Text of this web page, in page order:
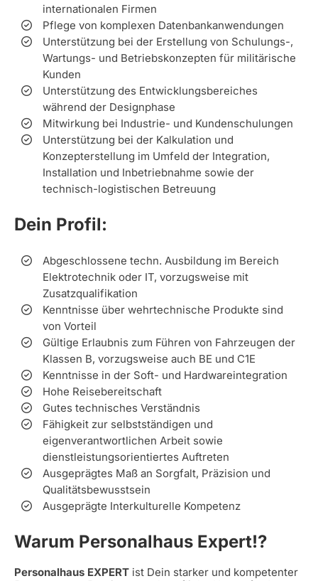
internationalen Firmen
Pflege von komplexen Datenbankanwendungen
Unterstützung bei der Erstellung von Schulungs-,
Wartungs- und Betriebskonzepten für militärische
Kunden
Unterstützung des Entwicklungsbereiches
während der Designphase
Mitwirkung bei Industrie- und Kundenschulungen
Unterstützung bei der Kalkulation und
Konzepterstellung im Umfeld der Integration,
Installation und Inbetriebnahme sowie der
technisch-logistischen Betreuung
Dein Profil:
Abgeschlossene techn. Ausbildung im Bereich
Elektrotechnik oder IT, vorzugsweise mit
Zusatzqualifikation
Kenntnisse über wehrtechnische Produkte sind
von Vorteil
Gültige Erlaubnis zum Führen von Fahrzeugen der
Klassen B, vorzugsweise auch BE und C1E
Kenntnisse in der Soft- und Hardwareintegration
Hohe Reisebereitschaft
Gutes technisches Verständnis
Fähigkeit zur selbstständigen und
eigenverantwortlichen Arbeit sowie
dienstleistungsorientiertes Auftreten
Ausgeprägtes Maß an Sorgfalt, Präzision und
Qualitätsbewusstsein
Ausgeprägte Interkulturelle Kompetenz
Warum Personalhaus Expert!?
Personalhaus EXPERT ist Dein starker und kompetenter